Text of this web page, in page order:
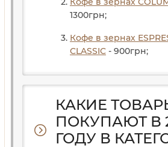
1300грн;
Кофе в зернах
CLASSIC - 900грн;
КАКИЕ
ПОКУПАЮТ В
ГОДУ В